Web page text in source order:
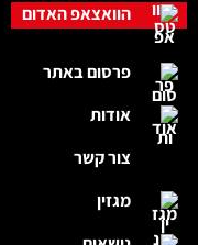
הוואצאפ האדום
פרסום באתר
אודות
צור קשר
מגזין